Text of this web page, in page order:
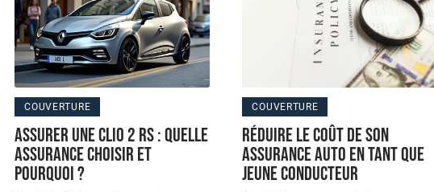
COUVERTURE
Assurer une Clio 2 RS : quelle
assurance choisir et
pourquoi ?
COUVERTURE
Réduire le coût de son
assurance auto en tant que
jeune conducteur